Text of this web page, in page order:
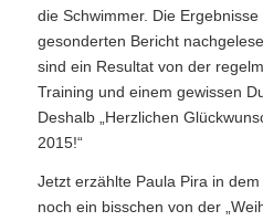
die Schwimmer. Die
gesonderten Bericht
sind ein Resultat von der
Training und einem gewissen
Deshalb „Herzlichen
2015!“
Jetzt erzählte Paula Pira in
noch ein bisschen von der